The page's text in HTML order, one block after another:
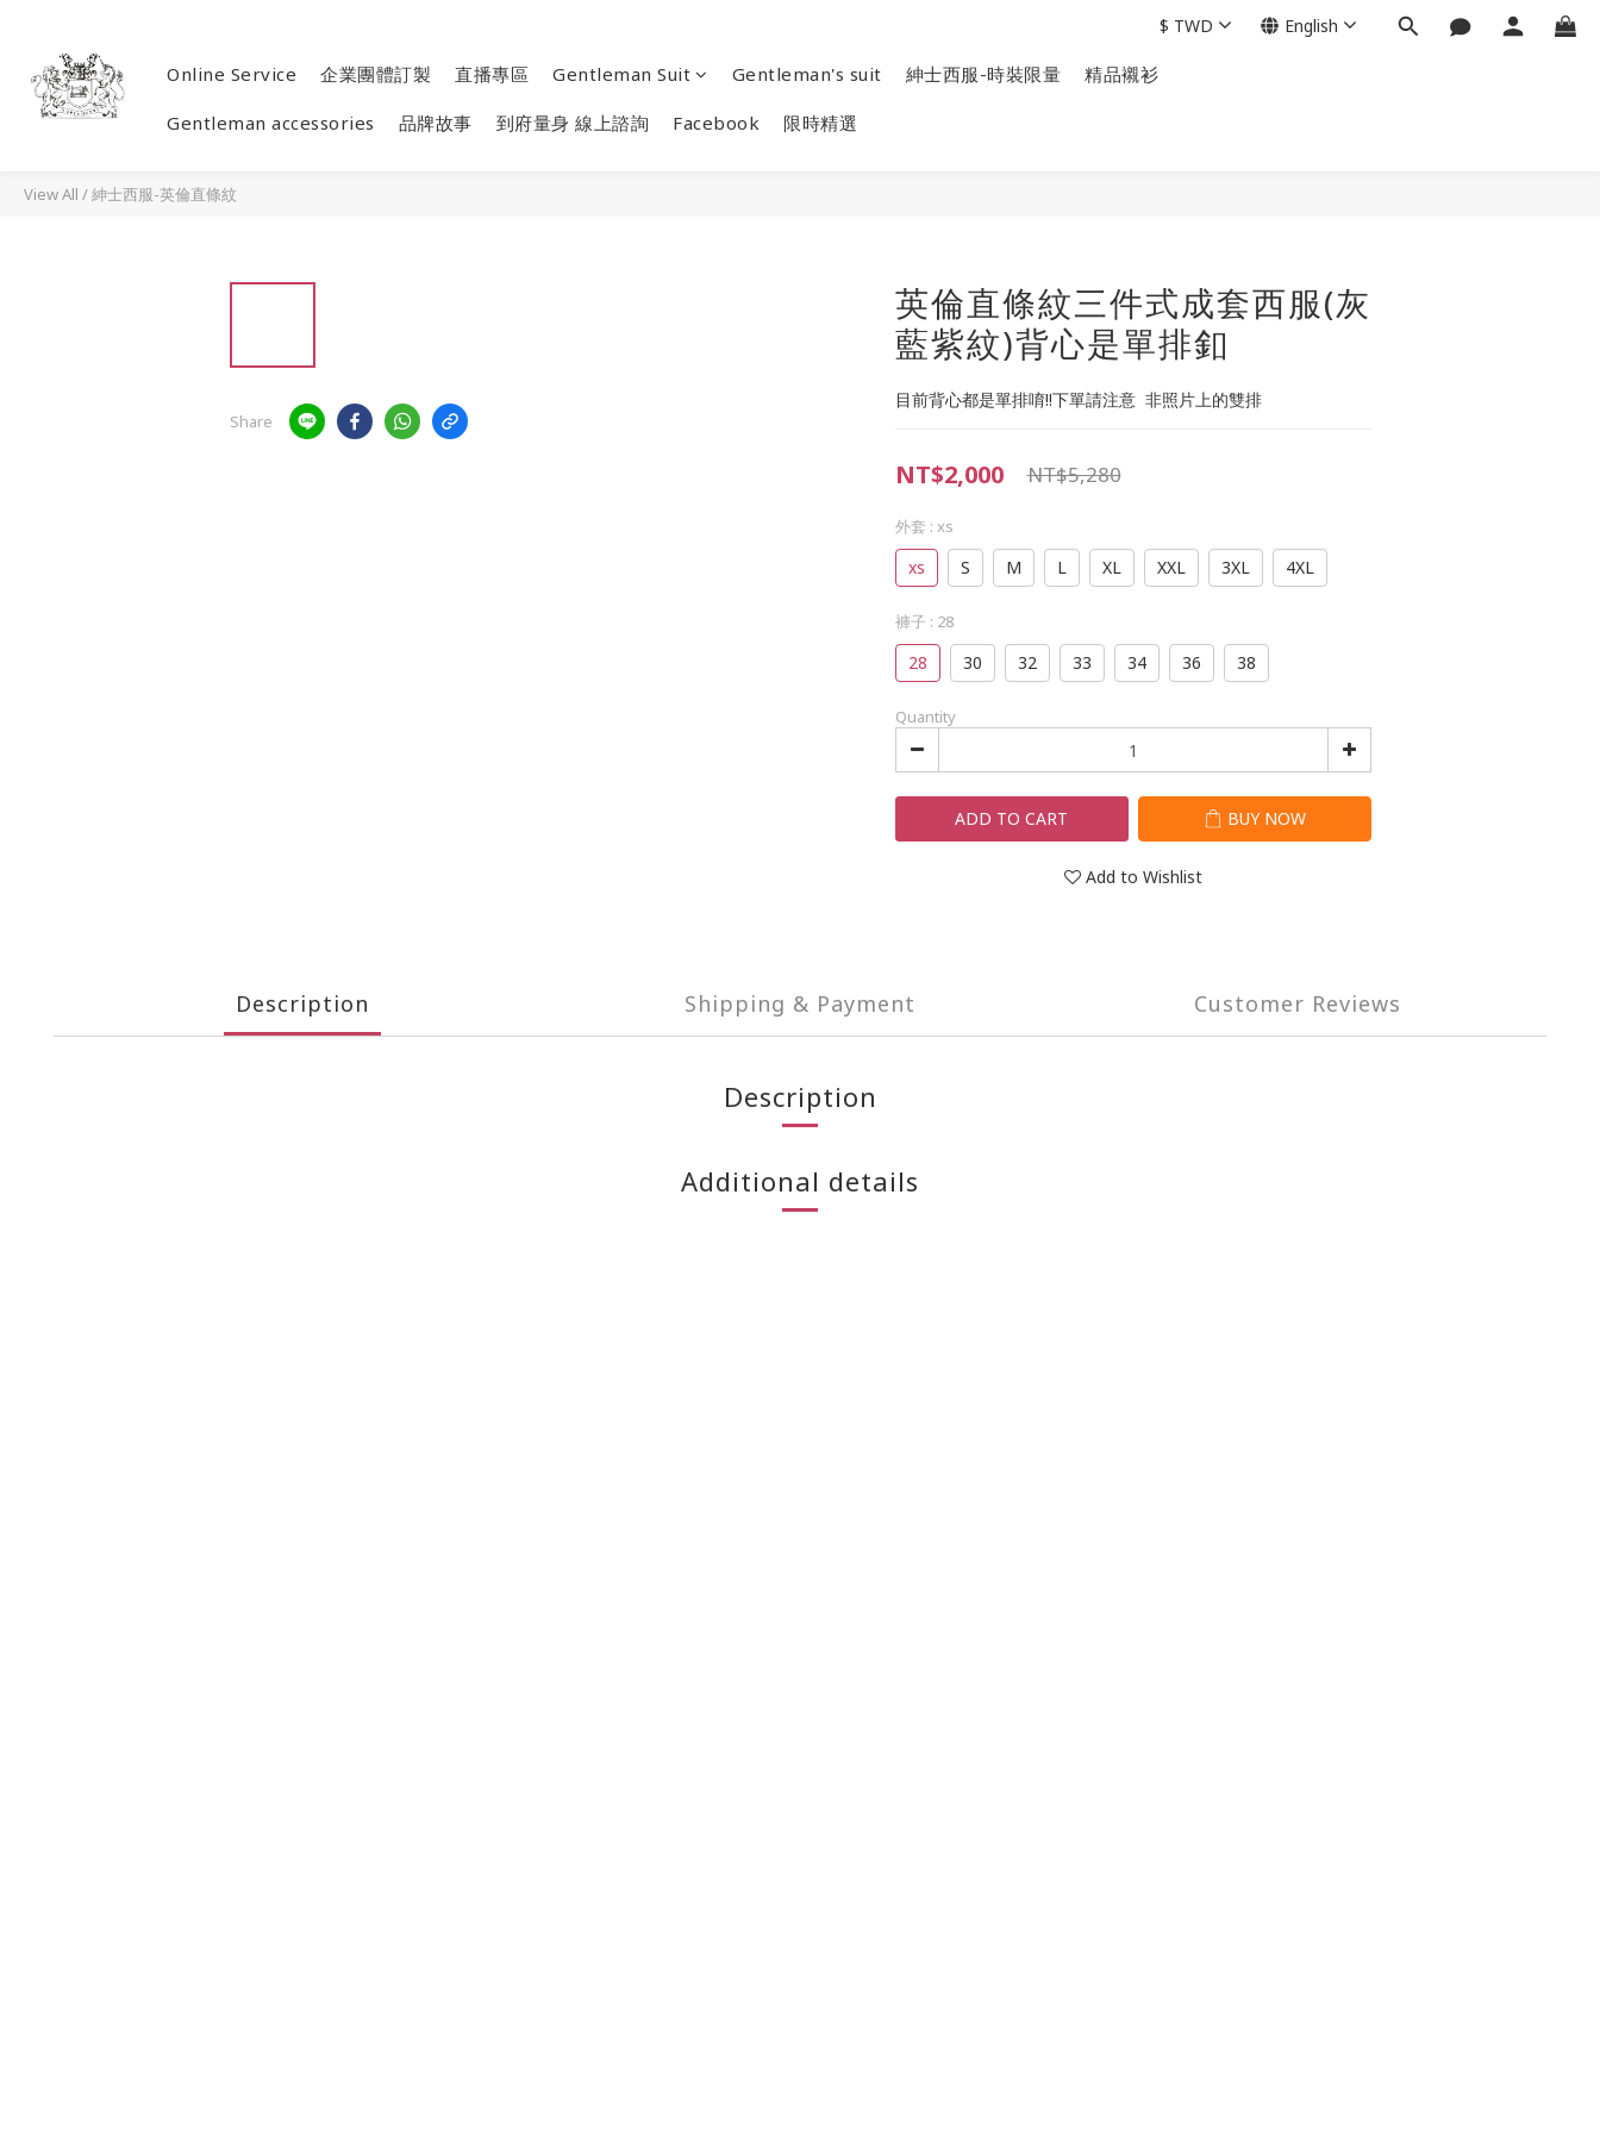
Online Service 企業團體訂製 直播專區 Gentleman Suit Gentleman's suit 紳士西服-時裝限量 精品襯衫
Gentleman accessories 品牌故事 到府量身 線上諮詢 Facebook 限時精選
$ TWD English
View All /紳士西服-英倫直條紋
Share
英倫直條紋三件式成套西服(灰
藍紫紋)背心是單排釦
目前背心都是單排唷!!下單請注意  非照片上的雙排
NT$2,000 NT$5,280
外套 : xs
xs S M L XL XXL 3XL 4XL
褲子 : 28
28 30 32 33 34 36 38
Quantity
ADD TO CART BUY NOW
Add to Wishlist
Description Shipping & Payment Customer Reviews
Description
Additional details